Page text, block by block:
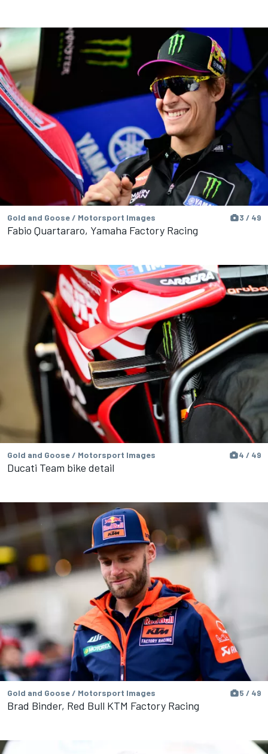
Gold and Goose / Motorsport Images 3 / 49
Fabio Quartararo, Yamaha Factory Racing
Gold and Goose / Motorsport Images 4 / 49
Ducati Team bike detail
Gold and Goose / Motorsport Images 5 / 49
Brad Binder, Red Bull KTM Factory Racing